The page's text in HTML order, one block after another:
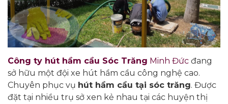
Công ty hút hầm cầu Sóc Trăng Minh Đức đang
sở hữu một đội xe hút hầm cầu công nghệ cao.
Chuyên phục vụ hút hầm cầu tại sóc trăng. Được
đặt tại nhiều trụ sở xen kẻ nhau tại các huyện thị